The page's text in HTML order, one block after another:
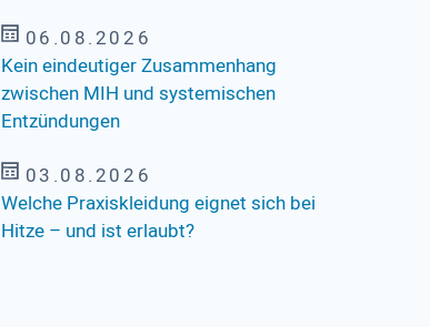
06.08.2026
Kein eindeutiger Zusammenhang
zwischen MIH und systemischen
Entzündungen
03.08.2026
Welche Praxiskleidung eignet sich bei
Hitze – und ist erlaubt?